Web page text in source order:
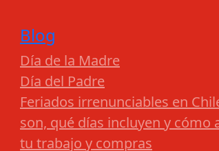
Blog
Día de la Madre
Día del Padre
Feriados irrenunciables en
son, qué días incluyen y cómo
tu trabajo y compras